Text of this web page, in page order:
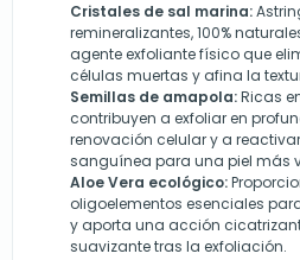
Cristales de sal marina:
remineralizantes, 100%
agente exfoliante físico que
células muertas y afina la
Semillas de amapola:Ricas
contribuyen a exfoliar en
renovación celular y a
sanguínea para una piel más
Aloe Vera ecológico:
oligoelementos esenciales
y aporta una acción
suavizante tras la exfoliación.